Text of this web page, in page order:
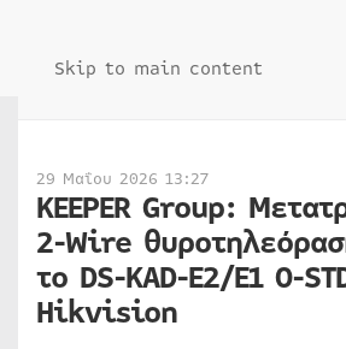
Skip to main content
29 Μαΐου 2026 13:27
KEEPER Group:
2-Wire
το DS-KAD-E2/E1 O-
Hikvision